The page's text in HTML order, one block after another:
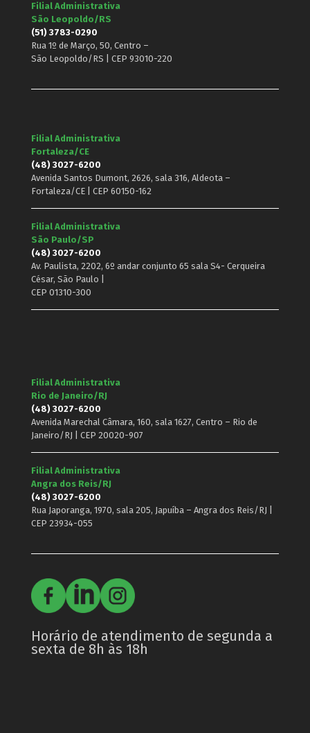
Filial Administrativa
São Leopoldo/RS
(51) 3783-0290
Rua 1º de Março, 50, Centro –
São Leopoldo/RS | CEP 93010-220
Filial Administrativa
Fortaleza/CE
(48) 3027-6200
Avenida Santos Dumont, 2626, sala 316, Aldeota –
Fortaleza/CE | CEP 60150-162
Filial Administrativa
São Paulo/SP
(48) 3027-6200
Av. Paulista, 2202, 6º andar conjunto 65 sala S4- Cerqueira
César, São Paulo |
CEP 01310-300
Filial Administrativa
Rio de Janeiro/RJ
(48) 3027-6200
Avenida Marechal Câmara, 160, sala 1627, Centro – Rio de
Janeiro/RJ | CEP 20020-907
Filial Administrativa
Angra dos Reis/RJ
(48) 3027-6200
Rua Japoranga, 1970, sala 205, Japuíba – Angra dos Reis/RJ |
CEP 23934-055
Horário de atendimento de segunda a
sexta de 8h às 18h